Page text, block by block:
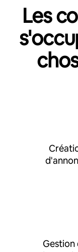
Les
Gestion